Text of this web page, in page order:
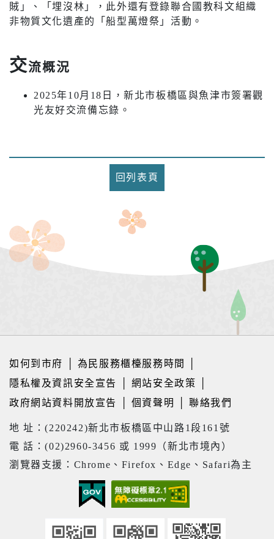
賊」、「埋沒林」，此外還有登錄聯合國教科文組織
非物質文化遺產的「船型萬燈祭」活動。
交流概況
2025年10月18日，新北市板橋區與魚津市簽署觀
光友好交流備忘錄。
回列表頁
如何到市府 為民服務櫃檯服務時間
隱私權及資訊安全宣告
網站安全政策
政府網站資料開放宣告
個資聲明 │聯絡我們
地 址：(220242)新北市板橋區中山路1段161號
電 話：(02)2960-3456 或 1999（新北市境內）
瀏覽器支援：Chrome、Firefox、Edge、Safari為主